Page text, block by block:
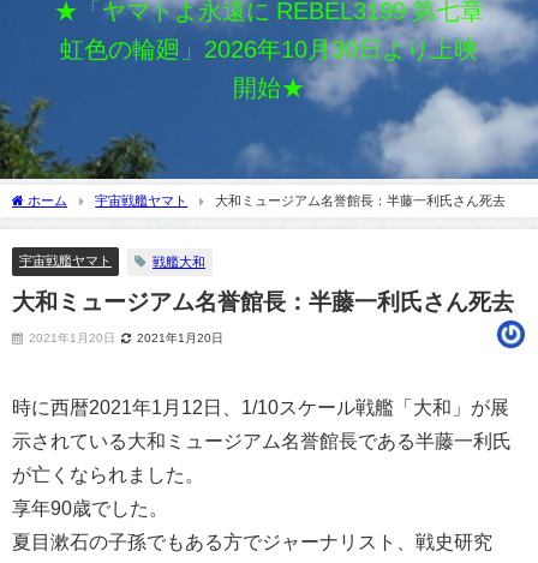
★「ヤマトよ永遠に REBEL3199 第七章
虹色の輪廻」2026年10月30日より上映
開始★
ホーム 宇宙戦艦ヤマト 大和ミュージアム名誉館長：半藤一利氏さん死去
宇宙戦艦ヤマト 戦艦大和
大和ミュージアム名誉館長：半藤一利氏さん死去
2021年1月20日 2021年1月20日
時に西暦2021年1月12日、1/10スケール戦艦「大和」が展
示されている大和ミュージアム名誉館長である半藤一利氏
が亡くなられました。
享年90歳でした。
夏目漱石の子孫でもある方でジャーナリスト、戦史研究